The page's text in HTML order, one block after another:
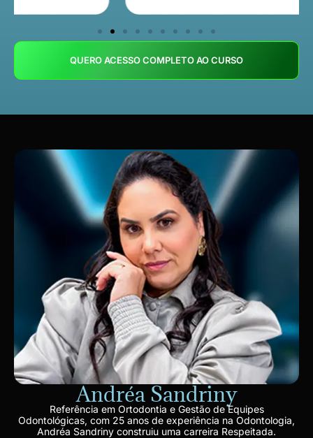
QUERO ACESSO COMPLETO AO CURSO
Andréa Sandriny
Referência em Ortodontia e Gestão de Equipes
Odontológicas, com 25 anos de experiência na Odontologia,
Andréa Sandriny construiu uma carreira Respeitada.